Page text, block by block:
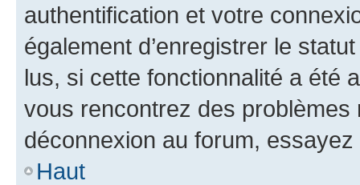
authentification et votre
également d’enregistrer le
lus, si cette fonctionnalité a été
vous rencontrez des
déconnexion au forum,
Haut